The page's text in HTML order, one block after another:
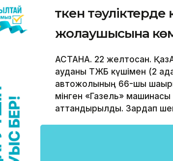
Өткен
жолаушысына
АСТАНА. 22 желтоқсан.
ауданы ТЖБ күшімен (2
автожолының 66-шы
мінген «Газель»
аттандырылды. Зардап